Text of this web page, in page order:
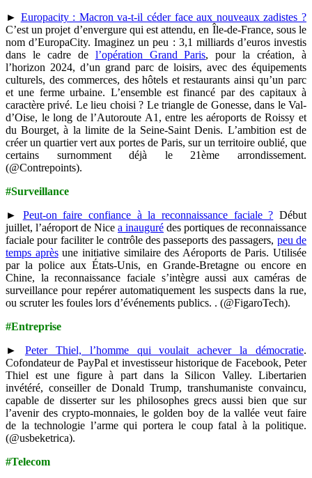
► Europacity : Macron va-t-il céder face aux nouveaux zadistes ?
C’est un projet d’envergure qui est attendu, en Île-de-France, sous le
nom d’EuropaCity. Imaginez un peu : 3,1 milliards d’euros investis
dans le cadre de l’opération Grand Paris, pour la création, à
l’horizon 2024, d’un grand parc de loisirs, avec des équipements
culturels, des commerces, des hôtels et restaurants ainsi qu’un parc
et une ferme urbaine. L’ensemble est financé par des capitaux à
caractère privé. Le lieu choisi ? Le triangle de Gonesse, dans le Val-
d’Oise, le long de l’Autoroute A1, entre les aéroports de Roissy et
du Bourget, à la limite de la Seine-Saint Denis. L’ambition est de
créer un quartier vert aux portes de Paris, sur un territoire oublié, que
certains surnomment déjà le 21ème arrondissement.
(@Contrepoints).
#Surveillance
► Peut-on faire confiance à la reconnaissance faciale ? Début
juillet, l’aéroport de Nice a inauguré des portiques de reconnaissance
faciale pour faciliter le contrôle des passeports des passagers, peu de
temps aprèsune initiative similaire des Aéroports de Paris. Utilisée
par la police aux États-Unis, en Grande-Bretagne ou encore en
Chine, la reconnaissance faciale s’intègre aussi aux caméras de
surveillance pour repérer automatiquement les suspects dans la rue,
ou scruter les foules lors d’événements publics. . (@FigaroTech).
#Entreprise
► Peter Thiel, l’homme qui voulait achever la démocratie.
Cofondateur de PayPal et investisseur historique de Facebook, Peter
Thiel est une figure à part dans la Silicon Valley. Libertarien
invétéré, conseiller de Donald Trump, transhumaniste convaincu,
capable de disserter sur les philosophes grecs aussi bien que sur
l’avenir des crypto-monnaies, le golden boy de la vallée veut faire
de la technologie l’arme qui portera le coup fatal à la politique.
(@usbeketrica).
#Telecom